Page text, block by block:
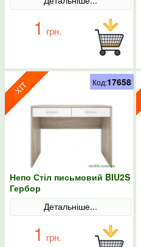
1 грн.
Непо Стіл письмовий BIU2S
Гербор
Детальніше...
1 грн.
Код:17658